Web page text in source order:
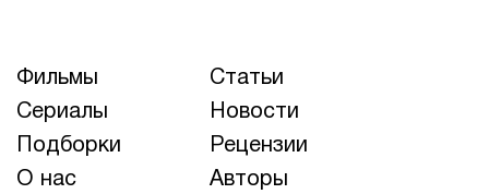
Фильмы
Статьи
Сериалы
Новости
Подборки
Рецензии
О нас
Авторы